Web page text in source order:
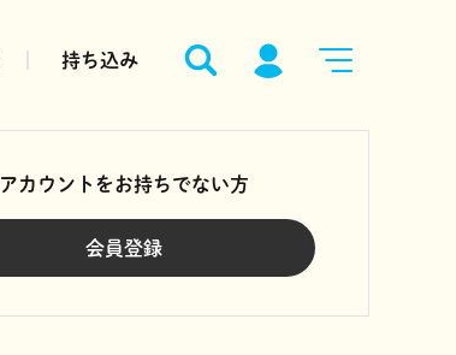
持ち込み
アカウントをお持ちでない方
会員登録